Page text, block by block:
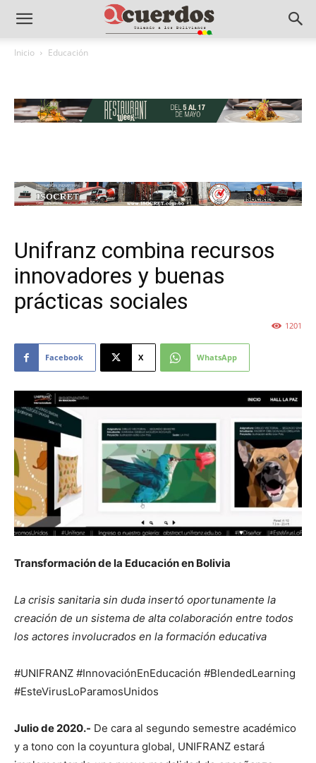
Inicio Educación
Unifranz combina recursos
innovadores y buenas
prácticas sociales
1201
Facebook X WhatsApp
Transformación de la Educación en Bolivia
La crisis sanitaria sin duda insertó oportunamente la
creación de un sistema de alta colaboración entre todos
los actores involucrados en la formación educativa
#UNIFRANZ #InnovaciónEnEducación #BlendedLearning
#EsteVirusLoParamosUnidos
Julio de 2020.- De cara al segundo semestre académico
y a tono con la coyuntura global, UNIFRANZ estará